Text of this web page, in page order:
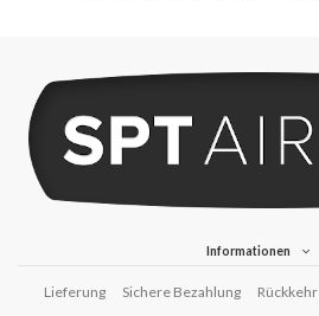
Informationen
Lieferung Sichere Bezahlung Rückkehr